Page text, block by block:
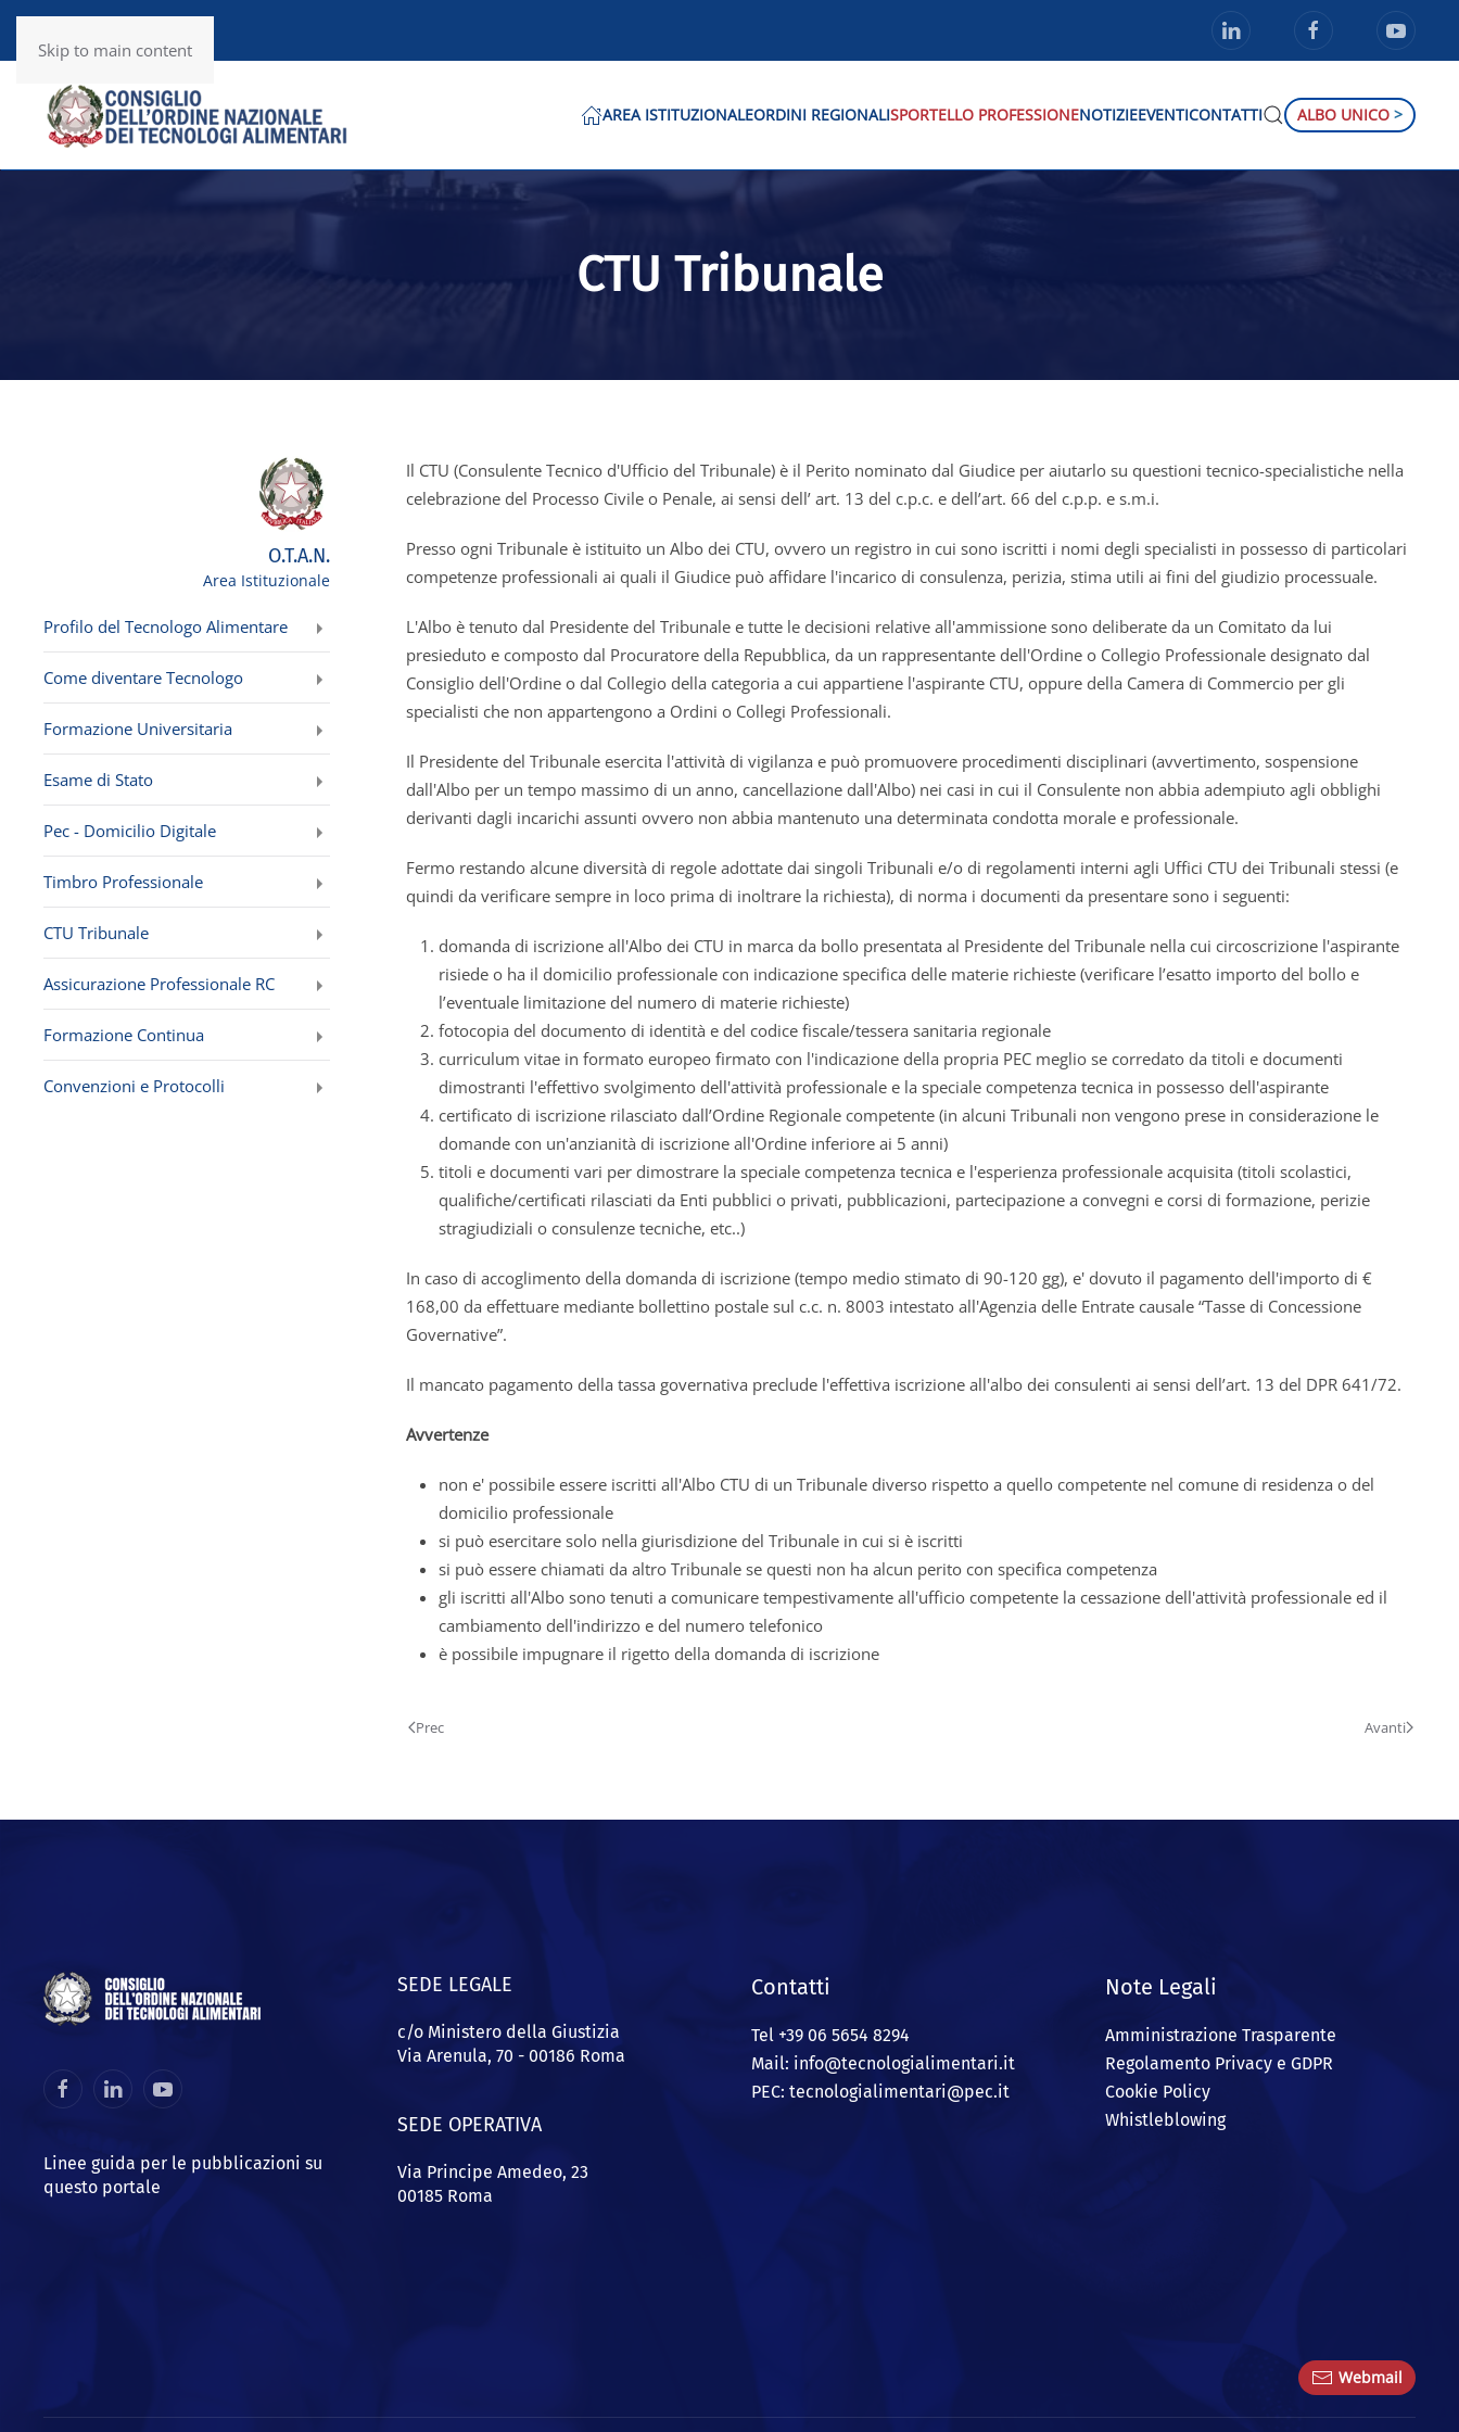
Skip to main content
AREA ISTITUZIONALEORDINI REGIONALISPORTELLO PROFESSIONENOTIZIEEVENTICONTATTI ALBO UNICO >
CTU Tribunale
O.T.A.N.
Area Istituzionale
Profilo del Tecnologo Alimentare
Come diventare Tecnologo
Formazione Universitaria
Esame di Stato
Pec - Domicilio Digitale
Timbro Professionale
CTU Tribunale
Assicurazione Professionale RC
Formazione Continua
Convenzioni e Protocolli
Il CTU (Consulente Tecnico d'Ufficio del Tribunale) è il Perito nominato dal Giudice per aiutarlo su questioni tecnico-specialistiche nella
celebrazione del Processo Civile o Penale, ai sensi dell’ art. 13 del c.p.c. e dell’art. 66 del c.p.p. e s.m.i.
Presso ogni Tribunale è istituito un Albo dei CTU, ovvero un registro in cui sono iscritti i nomi degli specialisti in possesso di particolari
competenze professionali ai quali il Giudice può affidare l'incarico di consulenza, perizia, stima utili ai fini del giudizio processuale.
L'Albo è tenuto dal Presidente del Tribunale e tutte le decisioni relative all'ammissione sono deliberate da un Comitato da lui
presieduto e composto dal Procuratore della Repubblica, da un rappresentante dell'Ordine o Collegio Professionale designato dal
Consiglio dell'Ordine o dal Collegio della categoria a cui appartiene l'aspirante CTU, oppure della Camera di Commercio per gli
specialisti che non appartengono a Ordini o Collegi Professionali.
Il Presidente del Tribunale esercita l'attività di vigilanza e può promuovere procedimenti disciplinari (avvertimento, sospensione
dall'Albo per un tempo massimo di un anno, cancellazione dall'Albo) nei casi in cui il Consulente non abbia adempiuto agli obblighi
derivanti dagli incarichi assunti ovvero non abbia mantenuto una determinata condotta morale e professionale.
Fermo restando alcune diversità di regole adottate dai singoli Tribunali e/o di regolamenti interni agli Uffici CTU dei Tribunali stessi (e
quindi da verificare sempre in loco prima di inoltrare la richiesta), di norma i documenti da presentare sono i seguenti:
domanda di iscrizione all'Albo dei CTU in marca da bollo presentata al Presidente del Tribunale nella cui circoscrizione l'aspirante
risiede o ha il domicilio professionale con indicazione specifica delle materie richieste (verificare l’esatto importo del bollo e
l’eventuale limitazione del numero di materie richieste)
fotocopia del documento di identità e del codice fiscale/tessera sanitaria regionale
curriculum vitae in formato europeo firmato con l'indicazione della propria PEC meglio se corredato da titoli e documenti
dimostranti l'effettivo svolgimento dell'attività professionale e la speciale competenza tecnica in possesso dell'aspirante
certificato di iscrizione rilasciato dall’Ordine Regionale competente (in alcuni Tribunali non vengono prese in considerazione le
domande con un'anzianità di iscrizione all'Ordine inferiore ai 5 anni)
titoli e documenti vari per dimostrare la speciale competenza tecnica e l'esperienza professionale acquisita (titoli scolastici,
qualifiche/certificati rilasciati da Enti pubblici o privati, pubblicazioni, partecipazione a convegni e corsi di formazione, perizie
stragiudiziali o consulenze tecniche, etc..)
In caso di accoglimento della domanda di iscrizione (tempo medio stimato di 90-120 gg), e' dovuto il pagamento dell'importo di €
168,00 da effettuare mediante bollettino postale sul c.c. n. 8003 intestato all'Agenzia delle Entrate causale “Tasse di Concessione
Governative”.
Il mancato pagamento della tassa governativa preclude l'effettiva iscrizione all'albo dei consulenti ai sensi dell’art. 13 del DPR 641/72.
Avvertenze
non e' possibile essere iscritti all'Albo CTU di un Tribunale diverso rispetto a quello competente nel comune di residenza o del
domicilio professionale
si può esercitare solo nella giurisdizione del Tribunale in cui si è iscritti
si può essere chiamati da altro Tribunale se questi non ha alcun perito con specifica competenza
gli iscritti all'Albo sono tenuti a comunicare tempestivamente all'ufficio competente la cessazione dell'attività professionale ed il
cambiamento dell'indirizzo e del numero telefonico
è possibile impugnare il rigetto della domanda di iscrizione
Prec Avanti
Linee guida per le pubblicazioni su
questo portale
SEDE LEGALE
c/o Ministero della Giustizia
Via Arenula, 70 - 00186 Roma
SEDE OPERATIVA
Via Principe Amedeo, 23
00185 Roma
Contatti
Tel +39 06 5654 8294
Mail: info@tecnologialimentari.it
PEC: tecnologialimentari@pec.it
Note Legali
Amministrazione Trasparente
Regolamento Privacy e GDPR
Cookie Policy
Whistleblowing
Webmail